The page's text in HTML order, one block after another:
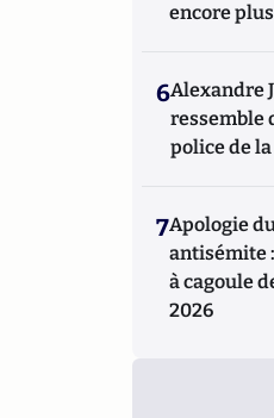
encore
6Alexandre
ressemble
police de
7Apologie
antisémite
à cagoule
2026